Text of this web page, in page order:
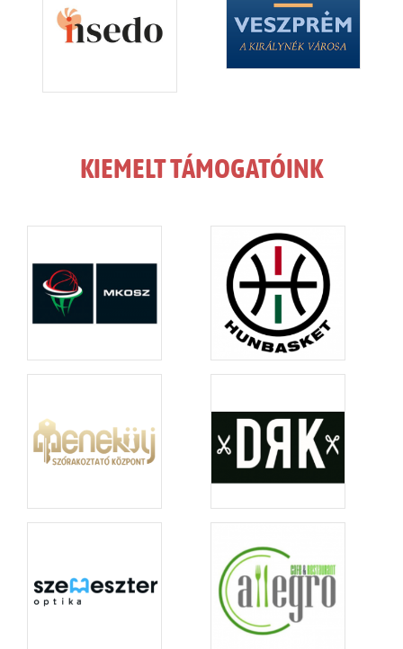
KIEMELT TÁMOGATÓINK